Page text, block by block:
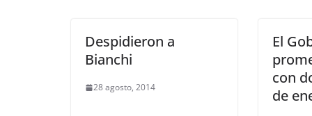
Despidieron a
Bianchi
28 agosto, 2014
El
con
de